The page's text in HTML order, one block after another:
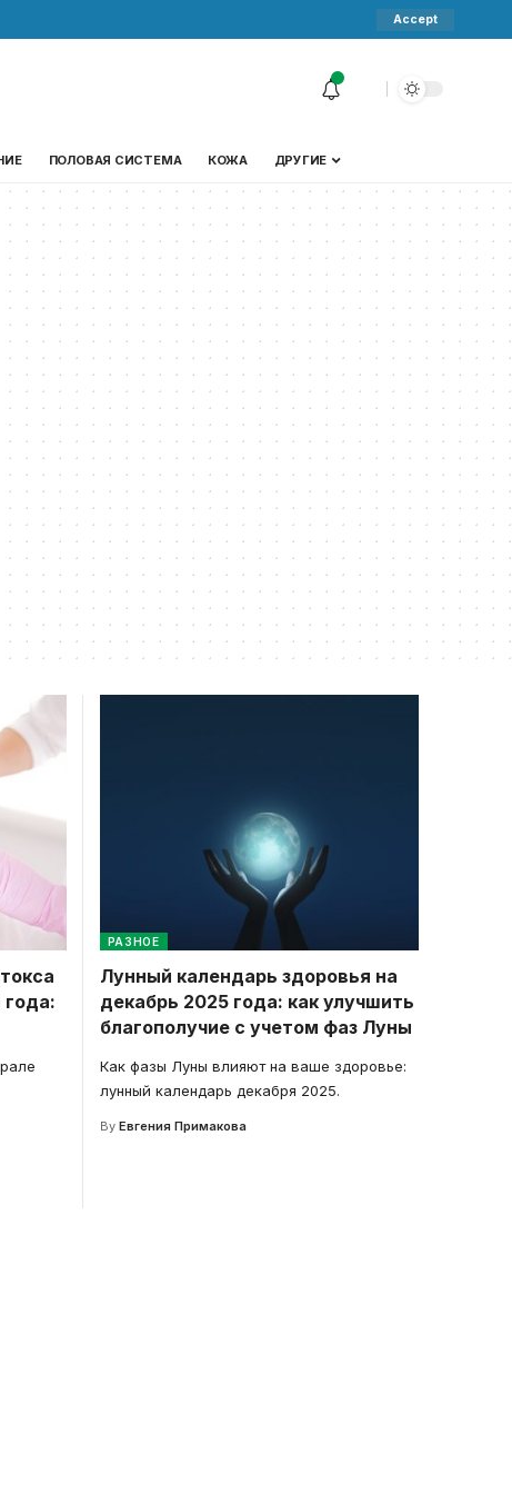
Accept
ПОЛОВАЯ СИСТЕМА КОЖА ДРУГИЕ
года:
РАЗНОЕ
Лунный календарь здоровья на
декабрь 2025 года: как улучшить
благополучие с учетом фаз Луны
Как фазы Луны влияют на ваше здоровье:
лунный календарь декабря 2025.
By Евгения Примакова